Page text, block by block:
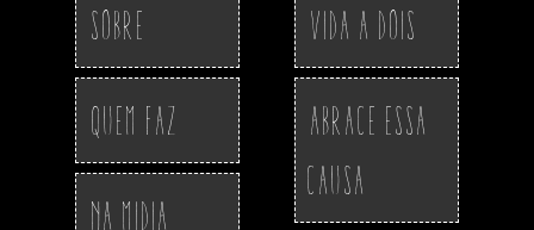
Sobre
Quem Faz
Na Midia
Vida a Dois
Abrace essa
Causa